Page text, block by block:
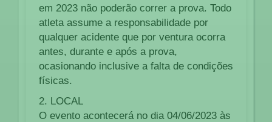
em 2023 não poderão correr a prova. Todo
atleta assume a responsabilidade por
qualquer acidente que por ventura ocorra
antes, durante e após a prova,
ocasionando inclusive a falta de condições
físicas.
2. LOCAL
O evento acontecerá no dia 04/06/2023 às